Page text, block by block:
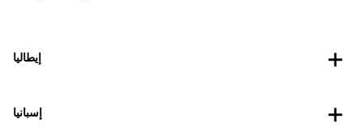
إيطاليا
إسبانيا